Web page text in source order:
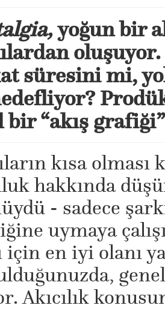
yoğun bir
süresini mi,
bir “akış
kısa olması
hakkında
- sadece
uymaya
için en iyi olanı
Akıcılık